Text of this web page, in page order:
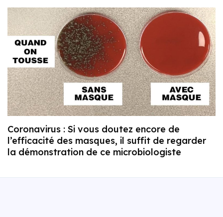
Coronavirus : Si vous doutez encore de
l’efficacité des masques, il suffit de regarder
la démonstration de ce microbiologiste